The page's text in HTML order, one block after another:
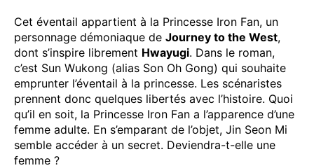
Cet éventail appartient à la Princesse Iron Fan, un
personnage démoniaque de Journey to the West,
dont s’inspire librement Hwayugi. Dans le roman,
c’est Sun Wukong (alias Son Oh Gong) qui souhaite
emprunter l’éventail à la princesse. Les scénaristes
prennent donc quelques libertés avec l’histoire. Quoi
qu’il en soit, la Princesse Iron Fan a l’apparence d’une
femme adulte. En s’emparant de l’objet, Jin Seon Mi
semble accéder à un secret. Deviendra-t-elle une
femme ?